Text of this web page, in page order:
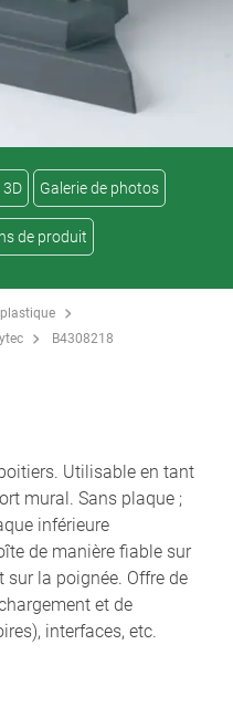
3D Galerie de photos
de produit
B4308218
Utilisable en tant
mural. Sans plaque ;
inférieure
de manière fiable sur
sur la poignée. Offre de
et de
interfaces, etc.